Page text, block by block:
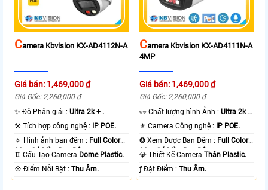
CAmera Kbvision KX-AD4112N-A
Giá bán: 1,469,000 ₫
Giá Gốc: 2,260,000 ₫
✨ Độ Phân giải :Ultra 2k + .
⚒ Tích hợp công nghệ : IP POE.
🔅 Hình ảnh ban đêm : Full Color
30m Có Màu Ban Ðêm.
♊ Cấu Tạo Camera Dome Plastic.
️💠 Điểm Nỗi Bật :Thu Âm.
CAmera Kbvision KX-AD4111N-A
4MP
Giá bán: 1,469,000 ₫
Giá Gốc: 2,260,000 ₫
️👀 Chất lượng hình Ảnh :Ultra 2k +
⚜️ Camera Công nghệ : IP POE.
❂ Xem Được Ban Đêm : Full Color
30m Có Màu Ban Ðêm.
💎 Thiết Kế CameraThân Plastic.
️ƒ Đặt Điểm :Thu Âm.